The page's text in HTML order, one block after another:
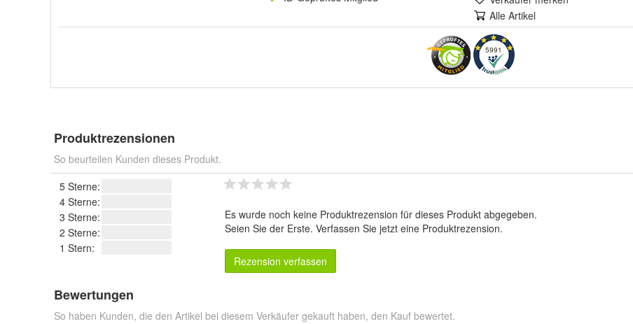
Alle Artikel
5991
Produktrezensionen
So beurteilen Kunden dieses Produkt.
5 Sterne:
4 Sterne:
3 Sterne:
2 Sterne:
1 Stern:
Es wurde noch keine Produktrezension für dieses Produkt abgegeben.
Seien Sie der Erste. Verfassen Sie jetzt eine Produktrezension.
Rezension verfassen
Bewertungen
So haben Kunden, die den Artikel bei diesem Verkäufer gekauft haben, den Kauf bewertet.